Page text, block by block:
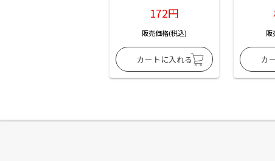
172円
販売価格(税込) 販